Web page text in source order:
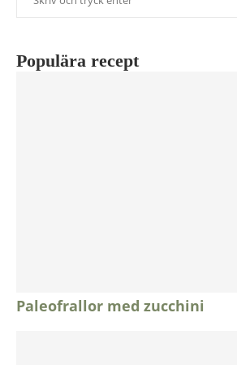
Populära recept
Paleofrallor med zucchini